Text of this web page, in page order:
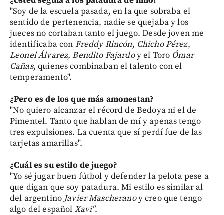
"Soy de la escuela pasada, en la que sobraba el
sentido de pertenencia, nadie se quejaba y los
jueces no cortaban tanto el juego. Desde joven me
identificaba con Freddy Rincón, Chicho Pérez,
Leonel Álvarez, Bendito Fajardoy el Toro Ómar
Cañas, quienes combinaban el talento con el
temperamento".
¿Pero es de los quemás amonestan?
"No quiero alcanzar el récord de Bedoya ni el de
Pimentel. Tanto que hablan de mí y apenas tengo
tres expulsiones. La cuenta que sí perdí fue de las
tarjetas amarillas".
¿Cuál es su estilo de juego?
"Yo sé jugar buen fútbol y defender la pelota pese a
que digan que soy patadura. Mi estilo es similar al
del argentinoJavier Mascheranoy creo que tengo
algo del español Xavi".